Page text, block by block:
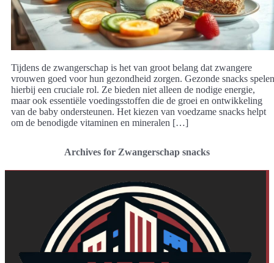
Tijdens de zwangerschap is het van groot belang dat zwangere
vrouwen goed voor hun gezondheid zorgen. Gezonde snacks spelen
hierbij een cruciale rol. Ze bieden niet alleen de nodige energie,
maar ook essentiële voedingsstoffen die de groei en ontwikkeling
van de baby ondersteunen. Het kiezen van voedzame snacks helpt
om de benodigde vitaminen en mineralen […]
Archives for Zwangerschap snacks